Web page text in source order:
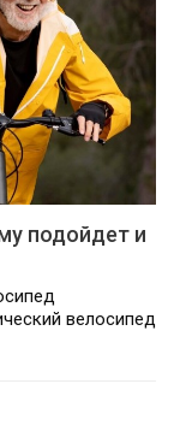
подойдет и
велосипед